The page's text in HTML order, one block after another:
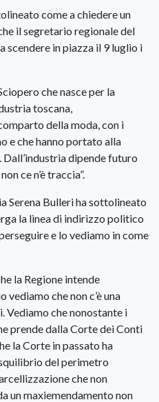
come a chiedere un
il segretario regionale del
scendere in piazza il 9 luglio i
che nasce per la
toscana,
della moda, con i
e che hanno portato alla
dipende futuro
ce n’è traccia”.
Serena Bulleri ha sottolineato
la linea di indirizzo politico
e lo vediamo in come
la Regione intende
che non c’è una
Vediamo che nonostante i
prende dalla Corte dei Conti
la Corte in passato ha
del perimetro
che non
un maxiemendamento non